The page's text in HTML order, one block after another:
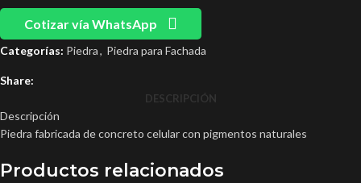
Cotizar vía WhatsApp
Categorías: Piedra, Piedra para Fachada
Share:
DESCRIPCIÓN
Descripción
Piedra fabricada de concreto celular con pigmentos naturales
Productos relacionados